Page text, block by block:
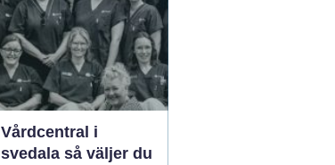
Vårdcentral i
svedala så väljer du